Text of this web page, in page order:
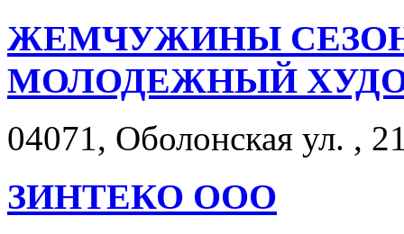
ЖЕМЧУЖИНЫ
МОЛОДЕЖНЫЙ
04071, Оболонская ул. ,
ЗИНТЕКО ООО